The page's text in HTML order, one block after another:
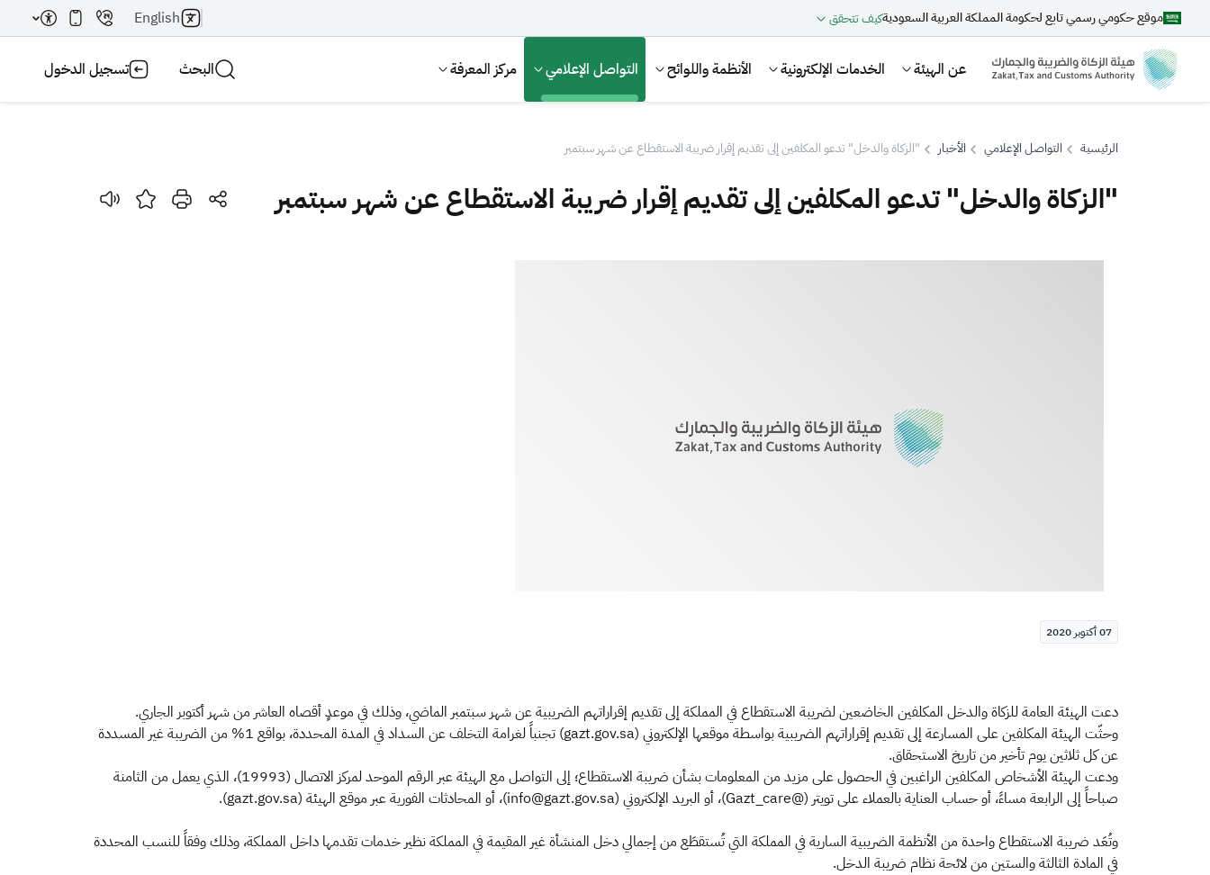
موقع حكومي رسمي تابع لحكومة المملكة العربية السعوديةكيف تتحقق English
عن الهيئة الخدمات الإلكترونية الأنظمة واللوائح التواصل الإعلامي مركز المعرفة البحث تسجيل الدخول
بحث
الرئيسية التواصل الإعلامي الأخبار "الزكاة والدخل" تدعو المكلفين إلى تقديم إقرار ضريبة الاستقطاع عن شهر سبتمبر
"الزكاة والدخل" تدعو المكلفين إلى تقديم إقرار ضريبة الاستقطاع عن شهر سبتمبر
07 أكتوبر 2020
دعت الهيئة العامة للزكاة والدخل المكلفين الخاضعين لضريبة الاستقطاع في المملكة إلى تقديم إقراراتهم الضريبية عن شهر سبتمبر الماضي، وذلك في موعدٍ أقصاه العاشر من شهر أكتوبر الجاري.
وحثّت الهيئة المكلفين على المسارعة إلى تقديم إقراراتهم الضريبية بواسطة موقعها الإلكتروني (gazt.gov.sa) تجنباً لغرامة التخلف عن السداد في المدة المحددة، بواقع 1% من الضريبة غير المسددة
عن كل ثلاثين يوم تأخير من تاريخ الاستحقاق.
ودعت الهيئة الأشخاص المكلفين الراغبين في الحصول على مزيد من المعلومات بشأن ضريبة الاستقطاع؛ إلى التواصل مع الهيئة عبر الرقم الموحد لمركز الاتصال (19993)، الذي يعمل من الثامنة
صباحاً إلى الرابعة مساءً، أو حساب العناية بالعملاء على تويتر (@Gazt_care)، أو البريد الإلكتروني (info@gazt.gov.sa)، أو المحادثات الفورية عبر موقع الهيئة (gazt.gov.sa).
وتُعَد ضريبة الاستقطاع واحدة من الأنظمة الضريبية السارية في المملكة التي تُستقطَع من إجمالي دخل المنشأة غير المقيمة في المملكة نظير خدمات تقدمها داخل المملكة، وذلك وفقاً للنسب المحددة
في المادة الثالثة والستين من لائحة نظام ضريبة الدخل.